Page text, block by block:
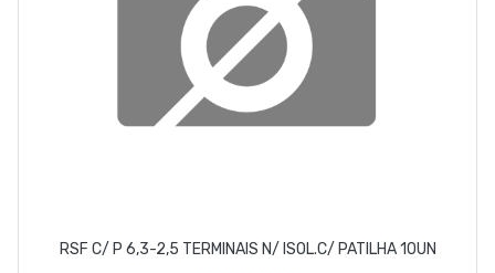
RSF C/ P 6,3-2,5 TERMINAIS N/ ISOL.C/ PATILHA 10UN